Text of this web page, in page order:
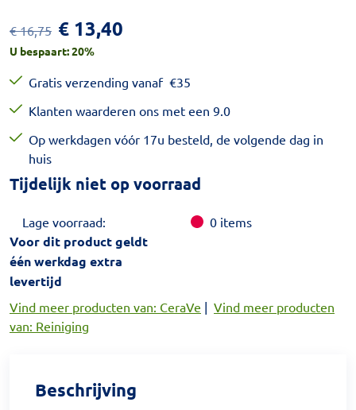
€16,75 € 13,40
U bespaart:20%
Gratis verzending vanaf €35
Klanten waarderen ons met een 9.0
Op werkdagen vóór 17u besteld, de volgende dag in
huis
Tijdelijk niet op voorraad
Lage voorraad: 0 items
Voor dit product geldt
één werkdag extra
levertijd
Vind meer producten van: CeraVe | Vind meer producten
van: Reiniging
Beschrijving